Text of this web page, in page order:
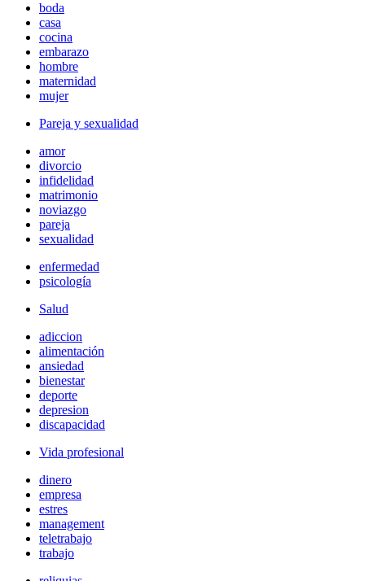
boda
casa
cocina
embarazo
hombre
maternidad
mujer
Pareja y sexualidad
amor
divorcio
infidelidad
matrimonio
noviazgo
pareja
sexualidad
enfermedad
psicología
Salud
adiccion
alimentación
ansiedad
bienestar
deporte
depresion
discapacidad
Vida profesional
dinero
empresa
estres
management
teletrabajo
trabajo